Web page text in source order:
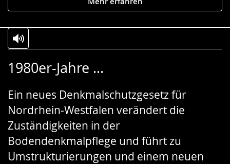
1980er-Jahre ...
Ein neues Denkmalschutzgesetz für
Nordrhein-Westfalen verändert die
Zuständigkeiten in der
Bodendenkmalpflege und führt zu
Umstrukturierungen und einem neuen
Leichten
wechseln.
Audio-
Video
Deutscher
Gebärdensprache
wird
angezeigt.